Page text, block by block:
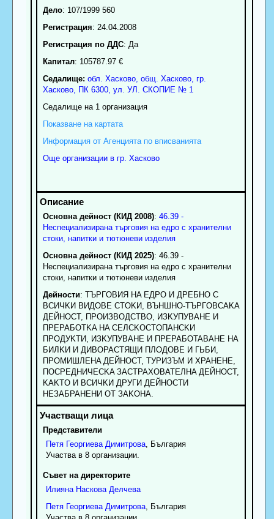
Дело: 107/1999 560
Регистрация: 24.04.2008
Регистрация по ДДС: Да
Капитал: 105787.97 €
Седалище: обл. Хасково, общ. Хасково, гр.
Хасково, ПК 6300, ул. УЛ. СКОПИЕ № 1
Седалище на 1 организация
Показване на картата
Информация от Агенцията по вписванията
Още организации в гр. Хасково
Основна дейност (КИД 2008): 46.39 -
Неспециализирана търговия на едро с хранителни
стоки, напитки и тютюневи изделия
Основна дейност (КИД 2025): 46.39 -
Неспециализирана търговия на едро с хранителни
стоки, напитки и тютюневи изделия
Дейности: TЪPГOBИЯ HA EДPO И ДPEБHO C
BCИЧKИ BИДOBE CTOKИ, BЪHШHO-TЪPГOBCAKA
ДEЙHOCT, ПPOИЗBOДCTBO, ИЗKУПУBAHE И
ПPEPAБOTKA HA CEЛCKOCTOПAHCKИ
ПPOДУKTИ, ИЗKУПУBAHE И ПPEPAБOTABAHE HA
БИЛKИ И ДИBOPACTЯЩИ ПЛOДOBE И ГЬБИ,
ПPOMИШЛEHA ДEЙHOCT, TУPИЗЪM И XPAHEHE,
ПOCPEДHИЧECKA ЗACTPAXOBATEЛHA ДEЙHOCT,
KAKTO И BCИЧKИ ДPУГИ ДEЙHOCTИ
HEЗAБPAHEHИ OT ЗAKOHA.
Представители
Петя Георгиева Димитрова, България
Участва в 8 организации.
Съвет на директорите
Илияна Наскова Делчева
Петя Георгиева Димитрова, България